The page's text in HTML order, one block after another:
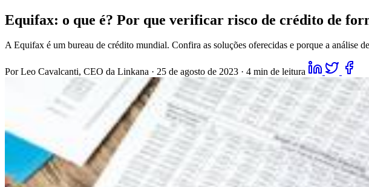
Equifax: o que é? Por que verificar risco de crédito de
A Equifax é um bureau de crédito mundial. Confira as soluções oferecidas e porque a análise
Por Leo Cavalcanti, CEO da Linkana · 25 de agosto de 2023 · 4 min de leitura